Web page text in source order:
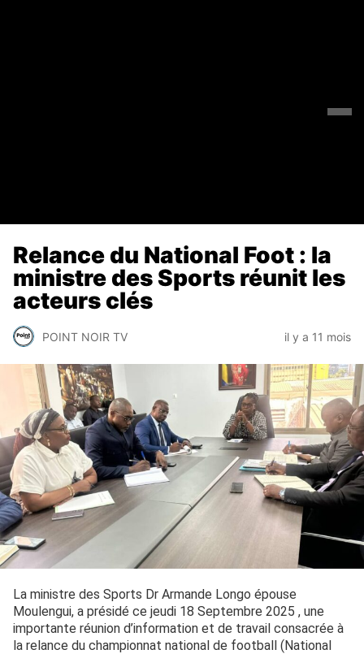
Relance du National Foot : la
ministre des Sports réunit les
acteurs clés
POINT NOIR TV il y a 11 mois
La ministre des Sports Dr Armande Longo épouse
Moulengui, a présidé ce jeudi 18 Septembre 2025 , une
importante réunion d’information et de travail consacrée à
la relance du championnat national de football (National